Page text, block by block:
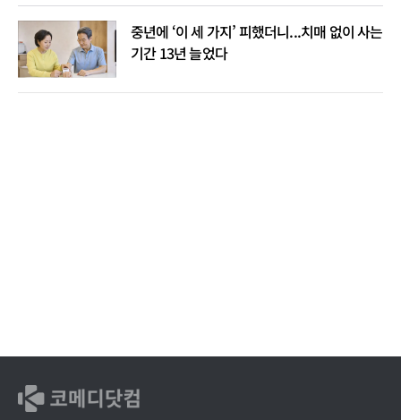
중년에 ‘이 세 가지’ 피했더니...치매 없이 사는
기간 13년 늘었다